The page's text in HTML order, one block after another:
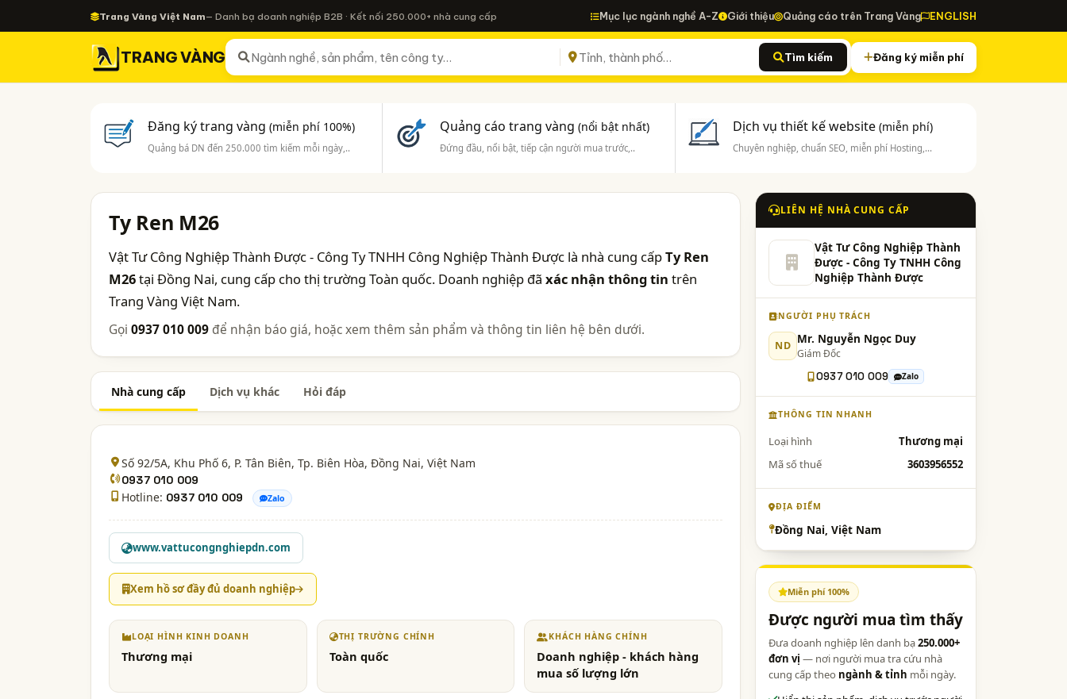
Trang Vàng Việt Nam— Danh bạ doanh nghiệp B2B · Kết nối 250.000+ nhà cung cấp Mục lục ngành nghề A-Z Giới thiệu Quảng cáo trên Trang Vàng ENGLISH
TRANG VÀNG Tìm kiếm Đăng ký miễn phí
Đăng ký trang vàng(miễn phí 100%)
Quảng bá DN đến 250.000 tìm kiếm mỗi ngày,..
Quảng cáo trang vàng(nổi bật nhất)
Đứng đầu, nổi bật, tiếp cận người mua trước,..
Dịch vụ thiết kế website (miễn phí)
Chuyên nghiệp, chuẩn SEO, miễn phí Hosting,...
Ty Ren M26
Vật Tư Công Nghiệp Thành Được - Công Ty TNHH Công Nghiệp Thành Được là nhà cung cấpTy Ren
M26tại Đồng Nai, cung cấp cho thị trường Toàn quốc. Doanh nghiệp đã xác nhận thông tin trên
Trang Vàng Việt Nam.
Gọi 0937 010 009 để nhận báo giá, hoặc xem thêm sản phẩm và thông tin liên hệ bên dưới.
Nhà cung cấp Dịch vụ khác Hỏi đáp
Số 92/5A, Khu Phố 6, P. Tân Biên, Tp. Biên Hòa, Đồng Nai, Việt Nam
0937 010 009
Hotline: 0937 010 009 Zalo
www.vattucongnghiepdn.com
Xem hồ sơ đầy đủ doanh nghiệp
LOẠI HÌNH KINH DOANH
Thương mại
THỊ TRƯỜNG CHÍNH
Toàn quốc
KHÁCH HÀNG CHÍNH
Doanh nghiệp - khách hàng
mua số lượng lớn
LIÊN HỆ NHÀ CUNG CẤP
Vật Tư Công Nghiệp Thành
Được - Công Ty TNHH Công
Nghiệp Thành Được
NGƯỜI PHỤ TRÁCH
ND Mr. Nguyễn Ngọc Duy
Giám Đốc
0937 010 009
Zalo
THÔNG TIN NHANH
Loại hình
Thương mại
Mã số thuế
3603956552
ĐỊA ĐIỂM
Đồng Nai, Việt Nam
Miễn phí 100%
Được người mua tìm thấy
Đưa doanh nghiệp lên danh bạ250.000+
đơn vị — nơi người mua tra cứu nhà
cung cấp theo ngành & tỉnh mỗi ngày.